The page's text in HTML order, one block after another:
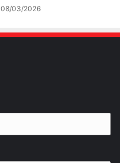
08/03/2026